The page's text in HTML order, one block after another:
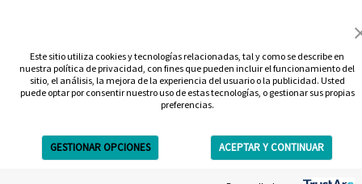
Este sitio utiliza cookies y tecnologías relacionadas, tal y como se describe en
nuestra política de privacidad, con fines que pueden incluir el funcionamiento del
sitio, el análisis, la mejora de la experiencia del usuario o la publicidad. Usted
puede optar por consentir nuestro uso de estas tecnologías, o gestionar sus propias
preferencias.
GESTIONAR OPCIONES ACEPTAR Y CONTINUAR